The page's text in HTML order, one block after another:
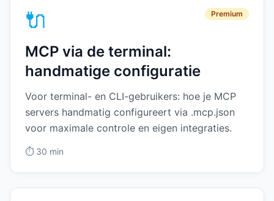
🔌 Premium
MCP via de terminal:
handmatige configuratie
Voor terminal- en CLI-gebruikers: hoe je MCP
servers handmatig configureert via .mcp.json
voor maximale controle en eigen integraties.
⏱️ 30 min